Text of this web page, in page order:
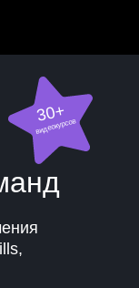
30+
видеокурсов